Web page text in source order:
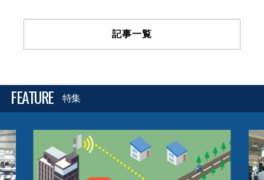
記事一覧
FEATURE 特集